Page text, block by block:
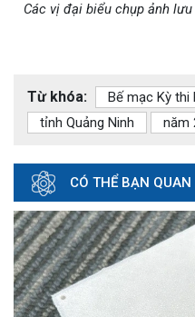
Các vị đại biểu chụp ảnh
Từ khóa:
Bế mạc Kỳ thi
tỉnh Quảng Ninh
năm
CÓ THỂ BẠN QUAN